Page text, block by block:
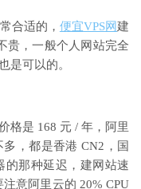
合适的， 便宜VPS网建
贵，一般个人网站完全
是可以的。
格是 168 元 / 年，阿里
，都是香港 CN2 ，国
的那种延迟，建网站速
注意阿里云的 20% CPU